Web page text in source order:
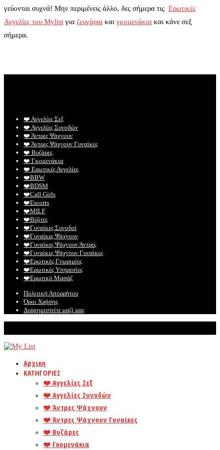
γεύονται συχνά! Μην περιμένεις άλλο, δες σήμερα τις Ερωτικές
Αγγελίες του Mylist για ζευγάρια και γκομενάκια και κάνε σεξ
σήμερα.
❤️️ Αγγελίες Σεξ
❤️️ Αγγελίες Συνοδών
❤️️ Άντρες Ψάχνουν
❤️️ Άντρες Ψάχνουν Γυναίκες
❤️️ Βυζάρες
❤️️ Γκομενάκια
❤️️ Ερωτικές Αγγελίες
❤️️BBW
❤️️BDSM
❤️️Call Girls
❤️️Escorts
❤️️MILF
❤️️Βίζιτες
❤️️Γυναίκες Συνοδοί
❤️️Γυναίκες Ψάχνουν
❤️️Γυναίκες Ψάχνουν Άντρες
❤️️Γυναίκες Ψάχνουν Γυναίκες
❤️️Ερωτικές Γνωριμίες
❤️️Ερωτικές Υπηρεσίες
❤️️Ερωτικό Μασάζ
Πολιτική Απορρήτου
Όροι Χρήσης
Διαφημιστείτε μαζί μας
Αρχικη
ΚΑΤΗΓΟΡΙΕΣ
❤️️ Αγγελίες Σεξ
❤️️ Αγγελίες Συνοδών
❤️️ Άντρες Ψάχνουν
❤️️ Άντρες Ψάχνουν Γυναίκες
❤️️ Βυζάρες
❤️️ Γκομενάκια